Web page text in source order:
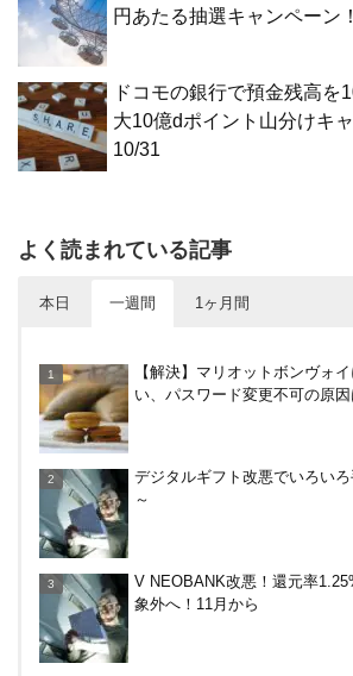
円あたる抽選キャンペーン
ドコモの銀行で預金残高を
大10億dポイント山分けキ
10/31
よく読まれている記事
本日 一週間 1ヶ月間
クレジットカードチャージす
上げる鍵になる！オートチャー
メリットまとめ
ッシュバック！中小企業店舗
【解決】マリオットボンヴォ
い、パスワード変更不可の原因
デジタルギフト改悪でいろい
～
V NEOBANK改悪！還元率
象外へ！11月から